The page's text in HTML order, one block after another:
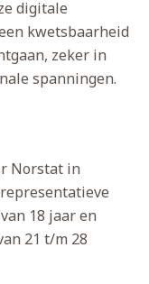
digitale
kwetsbaarheid
zeker in
spanningen.
Norstat in
18 jaar en
21 t/m 28